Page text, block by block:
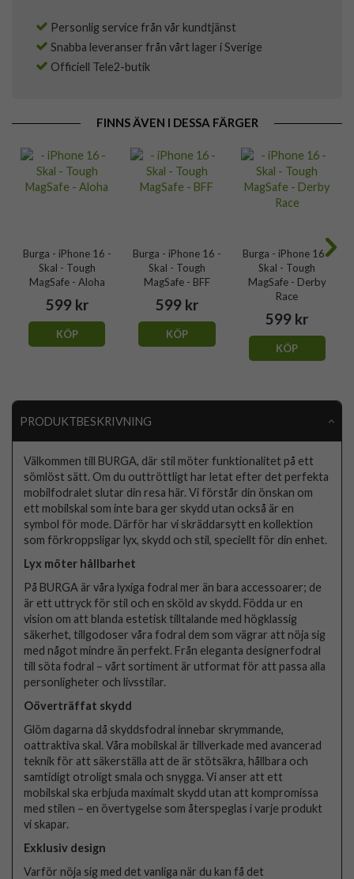
Personlig service från vår kundtjänst
Snabba leveranser från vårt lager i Sverige
Officiell Tele2-butik
FINNS ÄVEN I DESSA FÄRGER
Burga - iPhone 16 -
Skal - Tough
MagSafe - Aloha
599 kr
KÖP
Burga - iPhone 16 -
Skal - Tough
MagSafe - BFF
599 kr
KÖP
Burga - iPhone 16 -
Skal - Tough
MagSafe - Derby
Race
599 kr
KÖP
PRODUKTBESKRIVNING
Välkommen till BURGA, där stil möter funktionalitet på ett
sömlöst sätt. Om du outtröttligt har letat efter det perfekta
mobilfodralet slutar din resa här. Vi förstår din önskan om
ett mobilskal som inte bara ger skydd utan också är en
symbol för mode. Därför har vi skräddarsytt en kollektion
som förkroppsligar lyx, skydd och stil, speciellt för din enhet.
Lyx möter hållbarhet
På BURGA är våra lyxiga fodral mer än bara accessoarer; de
är ett uttryck för stil och en sköld av skydd. Födda ur en
vision om att blanda estetisk tilltalande med högklassig
säkerhet, tillgodoser våra fodral dem som vägrar att nöja sig
med något mindre än perfekt. Från eleganta designerfodral
till söta fodral – vårt sortiment är utformat för att passa alla
personligheter och livsstilar.
Oöverträffat skydd
Glöm dagarna då skyddsfodral innebar skrymmande,
oattraktiva skal. Våra mobilskal är tillverkade med avancerad
teknik för att säkerställa att de är stötsäkra, hållbara och
samtidigt otroligt smala och snygga. Vi anser att ett
mobilskal ska erbjuda maximalt skydd utan att kompromissa
med stilen – en övertygelse som återspeglas i varje produkt
vi skapar.
Exklusiv design
Varför nöja sig med det vanliga när du kan få det